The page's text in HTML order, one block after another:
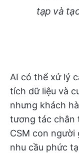
tạp và
AI có thể xử lý
tích dữ liệu và
nhưng khách
tương tác chân
CSM con người
nhu cầu phức